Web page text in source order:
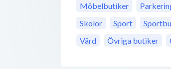
Möbelbutiker
Skolor
Sport
Vård
Övriga butiker